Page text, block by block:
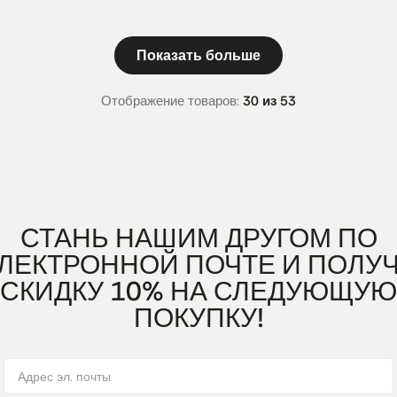
Показать больше
Отображение товаров: 30 из 53
СТАНЬ НАШИМ ДРУГОМ ПО
ПОЧТЕ И
СКИДКУ 10% НА СЛЕДУЮЩУЮ
ПОКУПКУ!